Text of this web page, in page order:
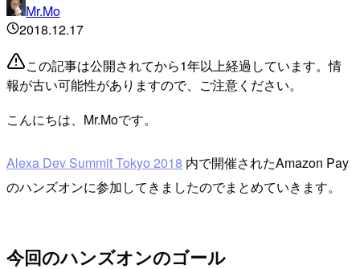
Mr.Mo
2018.12.17
この記事は公開されてから1年以上経過しています。情
報が古い可能性がありますので、ご注意ください。
こんにちは、Mr.Moです。
Alexa Dev Summit Tokyo 2018 内で開催されたAmazon Pay
のハンズオンに参加してきましたのでまとめていきます。
今回のハンズオンのゴール